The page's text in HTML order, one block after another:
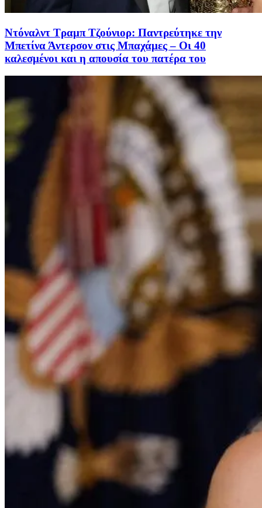
Ντόναλντ Τραμπ Τζούνιορ: Παντρεύτηκε την
Μπετίνα Άντερσον στις Μπαχάμες – Οι 40
καλεσμένοι και η απουσία του πατέρα του